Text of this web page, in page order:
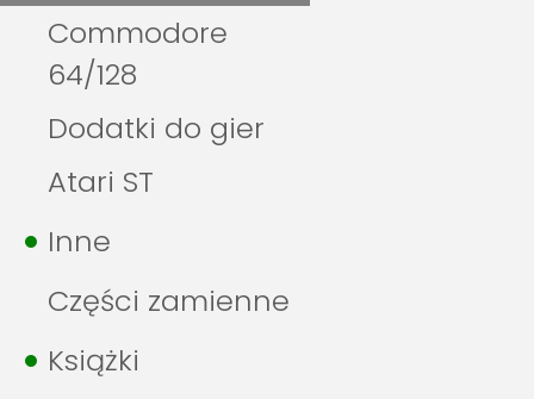
Commodore
64/128
Dodatki do gier
Atari ST
Inne
Części zamienne
Książki